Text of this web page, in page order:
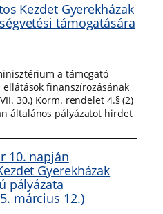
Kezdet Gyerekházak
támogatására
a támogató
ellátások finanszírozásának
30.) Korm. rendelet 4.§ (2)
általános pályázatot hirdet
10. napján
Gyerekházak
pályázata
március 12.)